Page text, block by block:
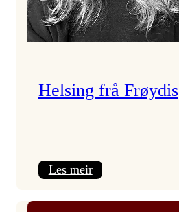
Helsing frå Frøydis
Les meir: